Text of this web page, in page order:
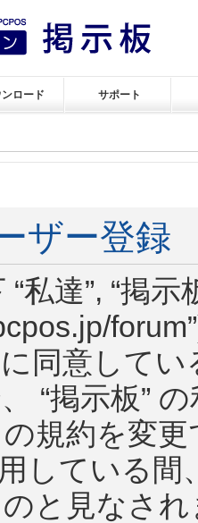
ンロード サポート
ザー登録
私達”, “掲示
同意して
“掲示板”
規約を変
用している
と見なされ